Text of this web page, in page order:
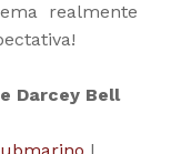
realmente
Darcey Bell